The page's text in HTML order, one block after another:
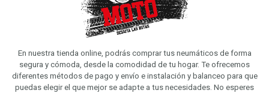
En nuestra tienda online, podrás comprar tus neumáticos de forma
segura y cómoda, desde la comodidad de tu hogar. Te ofrecemos
diferentes métodos de pago y envío e instalación y balanceo para que
puedas elegir el que mejor se adapte a tus necesidades. No esperes